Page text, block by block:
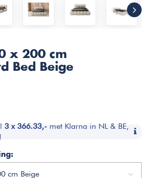
x 200 cm
Bed Beige
3 x 366.33,- met Klarna in NL & BE,
cm Beige